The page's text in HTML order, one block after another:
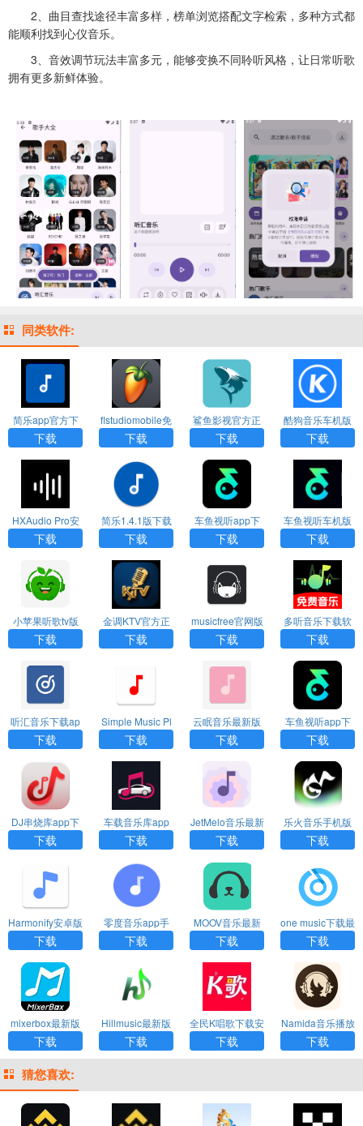
2、曲目查找途径丰富多样，榜单浏览搭配文字检索，多种方式都
能顺利找到心仪音乐。
3、音效调节玩法丰富多元，能够变换不同聆听风格，让日常听歌
拥有更多新鲜体验。
同类软件:
简乐app官方下
载
下载
flstudiomobile免
费版下载
下载
鲨鱼影视官方正
版下载
下载
酷狗音乐车机版
官网下载
下载
HXAudio Pro安
卓版
下载
简乐1.4.1版下载
下载
车鱼视听app下
载官网版
下载
车鱼视听车机版
官网2026
下载
小苹果听歌tv版
安卓下载
下载
金调KTV官方正
版下载
下载
musicfree官网版
最新版下载
下载
多听音乐下载软
件免费版
下载
听汇音乐下载ap
p最新版
下载
Simple Music Pl
ayer app下载最
新版
下载
云眠音乐最新版
下载
车鱼视听app下
载官网版
下载
DJ串烧库app下
载最新版
下载
车载音乐库app
下载官网
下载
JetMelo音乐最新
版手游下载
下载
乐火音乐手机版
下载
下载
Harmonify安卓版
app下载
下载
零度音乐app手
机版下载
下载
MOOV音乐最新
版安卓app下载
下载
one music下载最
新版app下载
下载
mixerbox最新版
下载
下载
Hillmusic最新版
app下载
下载
全民K唱歌下载安
装免费版
下载
Namida音乐播放
器app下载
下载
猜您喜欢: